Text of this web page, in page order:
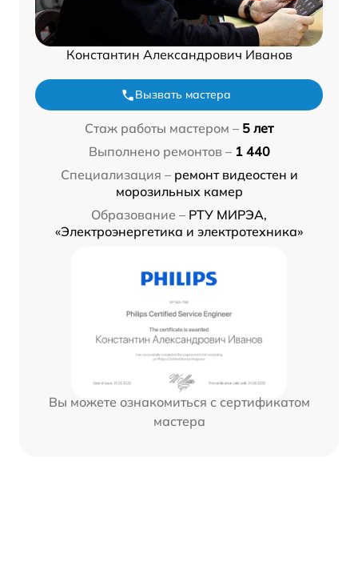
Константин Александрович Иванов
Вызвать мастера
Стаж работы мастером – 5 лет
Выполнено ремонтов – 1 440
Специализация – ремонт видеостен и
морозильных камер
Образование – РТУ МИРЭА,
«Электроэнергетика и электротехника»
Вы можете ознакомиться с сертификатом
мастера